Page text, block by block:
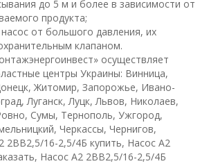
до 5 м и более в зависимости от
продукта;
от большого давления, их
клапаном.
осуществляет
центры Украины: Винница,
Житомир, Запорожье, Ивано-
Луганск, Луцк, Львов, Николаев,
Сумы, Тернополь, Ужгород,
Черкассы, Чернигов,
2ВВ2,5/16-2,5/4Б купить, Насос А2
Насос А2 2ВВ2,5/16-2,5/4Б